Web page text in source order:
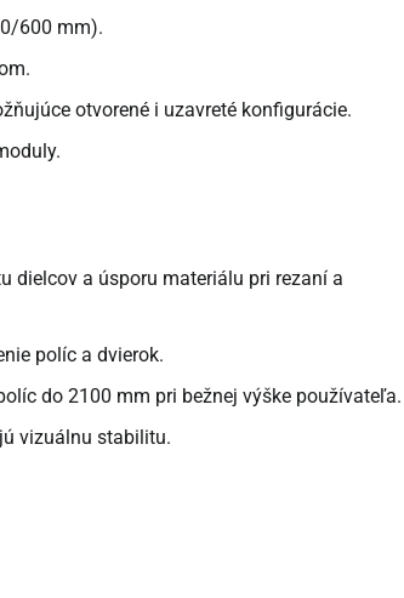
600 mm).
otvorené i uzavreté konfigurácie.
dielcov a úsporu materiálu pri rezaní a
políc a dvierok.
do 2100 mm pri bežnej výške používateľa.
vizuálnu stabilitu.